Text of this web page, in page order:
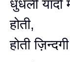
धुंधली
होती,
होती